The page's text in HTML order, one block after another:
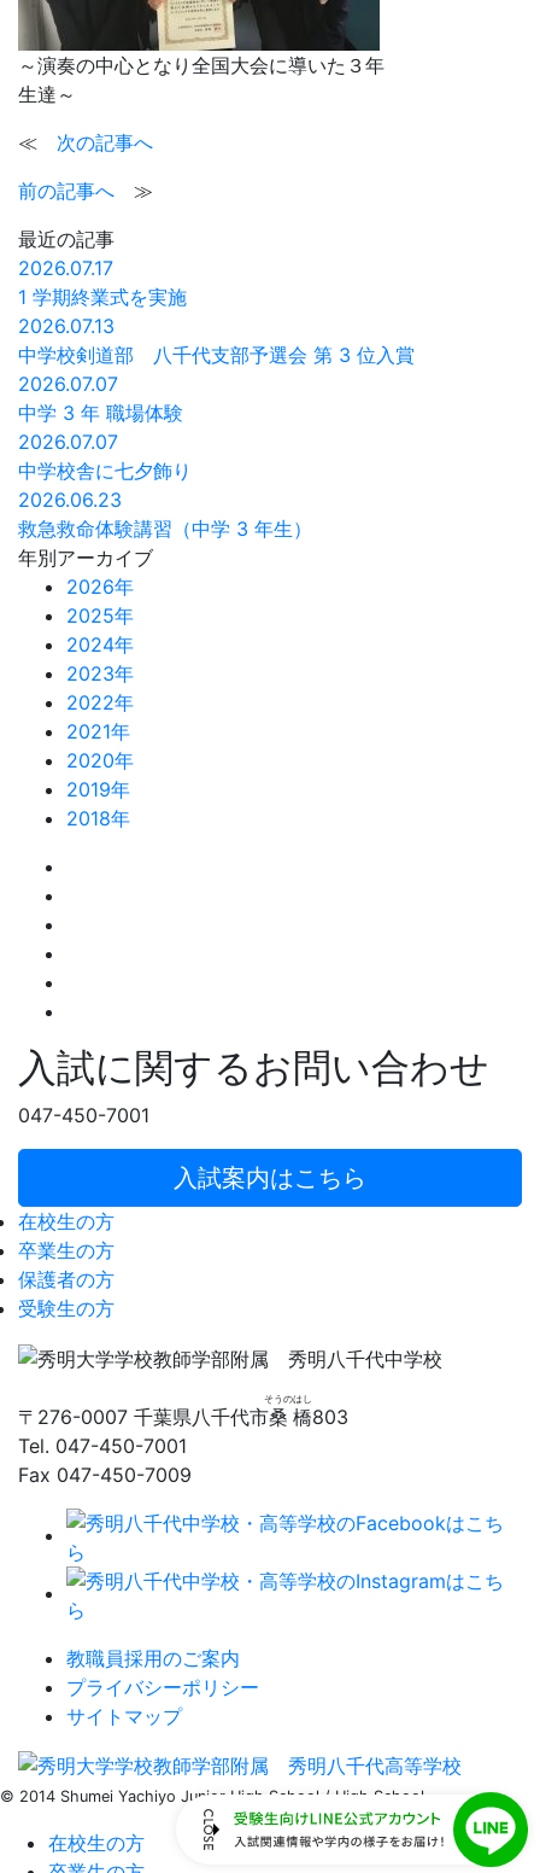
～演奏の中心となり全国大会に導いた３年
生達～
≪ 次の記事へ
前の記事へ ≫
最近の記事
2026.07.17
1 学期終業式を実施
2026.07.13
中学校剣道部 八千代支部予選会 第 3 位入賞
2026.07.07
中学 3 年 職場体験
2026.07.07
中学校舎に七夕飾り
2026.06.23
救急救命体験講習（中学 3 年生）
年別アーカイブ
2026年
2025年
2024年
2023年
2022年
2021年
2020年
2019年
2018年
入試に関するお問い合わせ
047-450-7001
入試案内はこちら
在校生の方
卒業生の方
保護者の方
受験生の方
〒276-0007 千葉県八千代市桑
そうの
橋
はし
803
Tel. 047-450-7001
Fax 047-450-7009
教職員採用のご案内
プライバシーポリシー
サイトマップ
© 2014 Shumei Yachiyo Junior High School / High School.
在校生の方